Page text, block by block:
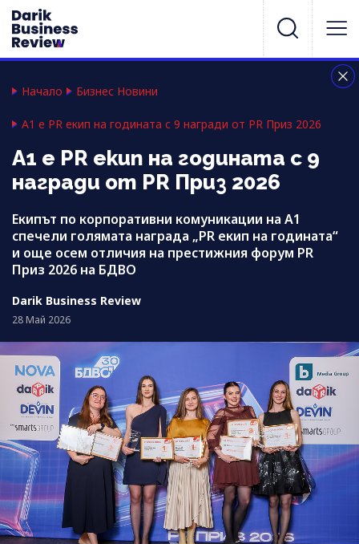
Начало Бизнес Новини
А1 е PR екип на годината с 9 награди от PR Приз 2026
А1 е PR екип на годината с 9
награди от PR Приз 2026
Екипът по корпоративни комуникации на А1
спечели голямата награда „PR екип на годината“
и още осем отличия на престижния форум PR
Приз 2026 на БДВО
Darik Business Review
28 Май 2026